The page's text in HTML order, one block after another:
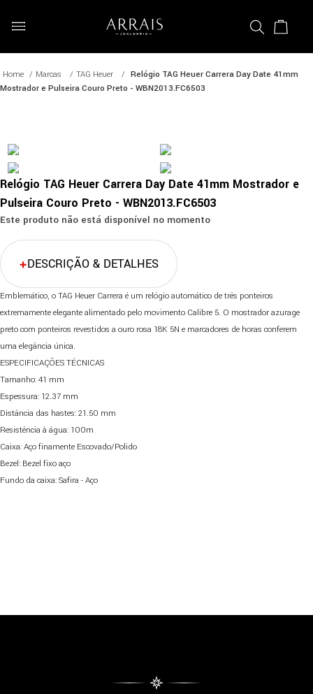
Marcas TAG Heuer
Relógio TAG Heuer Carrera Day Date 41mm
Mostrador e Pulseira Couro Preto - WBN2013.FC6503
Relógio TAG Heuer Carrera Day Date 41mm Mostrador e
Pulseira Couro Preto - WBN2013.FC6503
Este produto não está disponível no momento
DESCRIÇÃO & DETALHES
Emblemático, o TAG Heuer Carrera é um relógio automático de três ponteiros
extremamente elegante alimentado pelo movimento Calibre 5. O mostrador azurage
preto com ponteiros revestidos a ouro rosa 18K 5N e marcadores de horas conferem
uma elegância única.
ESPECIFICAÇÕES TÉCNICAS
Tamanho: 41 mm
Espessura: 12.37 mm
Distância das hastes: 21.50 mm
Resistência à água: 100m
Caixa: Aço finamente Escovado/Polido
Bezel: Bezel fixo aço
Fundo da caixa: Safira - Aço